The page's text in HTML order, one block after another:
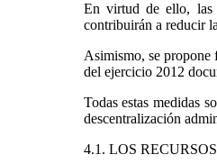
En virtud de ello, las
contribuirán a reducir
Asimismo, se propone
del ejercicio 2012
Todas estas medidas
descentralización
4.1. LOS